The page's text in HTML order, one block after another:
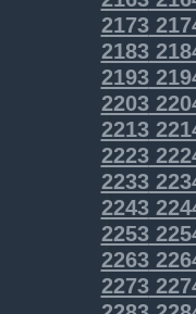
2173
2183
2193
2203
2213
2223
2233
2243
2253
2263
2273